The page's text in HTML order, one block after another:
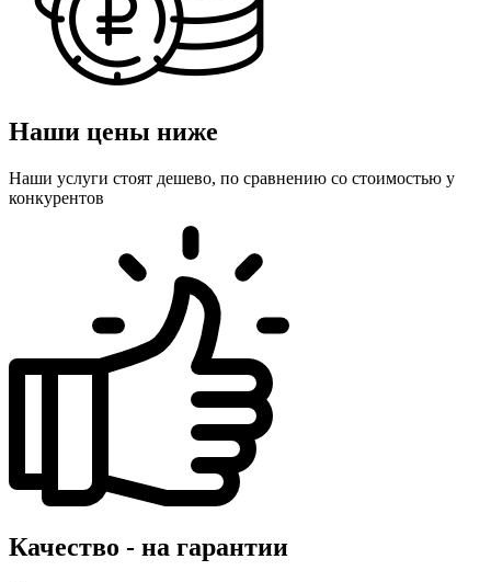
Наши цены ниже
Наши услуги стоят дешево, по сравнению со стоимостью у
конкурентов
Качество - на гарантии